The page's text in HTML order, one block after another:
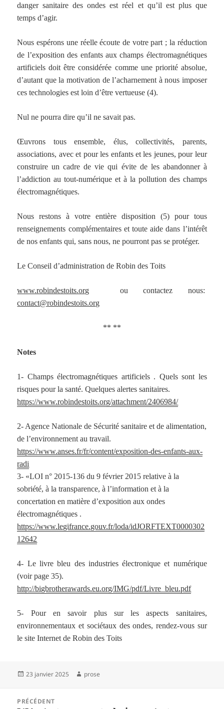
danger sanitaire des ondes est réel et qu’il est plus que
temps d’agir.
Nous espérons une réelle écoute de votre part ; la réduction
de l’exposition des enfants aux champs électromagnétiques
artificiels doit être considérée comme une priorité absolue,
d’autant que la motivation de l’acharnement à nous imposer
ces technologies est loin d’être vertueuse (4).
Nul ne pourra dire qu’il ne savait pas.
Œuvrons tous ensemble, élus, collectivités, parents,
associations, avec et pour les enfants et les jeunes, pour leur
construire un cadre de vie qui évite de les abandonner à
l’addiction au tout-numérique et à la pollution des champs
électromagnétiques.
Nous restons à votre entière disposition (5) pour tous
renseignements complémentaires et toute aide dans l’intérêt
de nos enfants qui, sans nous, ne pourront pas se protéger.
Le Conseil d’administration de Robin des Toits
www.robindestoits.org ou contactez nous:
contact@robindestoits.org
** **
Notes
1- Champs électromagnétiques artificiels . Quels sont les
risques pour la santé. Quelques alertes sanitaires.
https://www.robindestoits.org/attachment/2406984/
2- Agence Nationale de Sécurité sanitaire et de alimentation,
de l’environnement au travail.
https://www.anses.fr/fr/content/exposition-des-enfants-aux-
radi
3- «LOI n° 2015-136 du 9 février 2015 relative à la
sobriété, à la transparence, à l’information et à la
concertation en matière d’exposition aux ondes
électromagnétiques .
https://www.legifrance.gouv.fr/loda/idJORFTEXT0000302
12642
4- Le livre bleu des industries électronique et numérique
(voir page 35).
http://bigbrotherawards.eu.org/IMG/pdf/Livre_bleu.pdf
5- Pour en savoir plus sur les aspects sanitaires,
environnementaux et sociétaux des ondes, rendez-vous sur
le site Internet de Robin des Toits
Publié
23 janvier 2025 Auteur
prose
PRÉCÉDENT